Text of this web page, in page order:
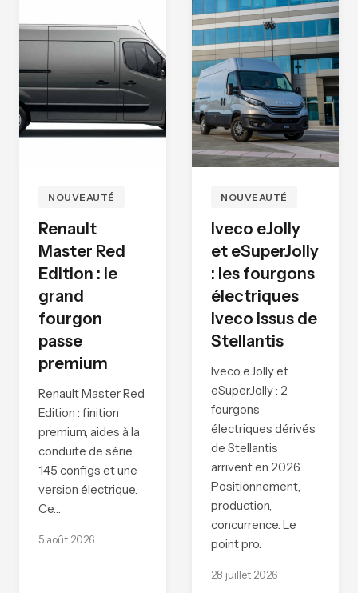
NOUVEAUTÉ
Renault
Master Red
Edition : le
grand
fourgon
passe
premium
Renault Master Red
Edition : finition
premium, aides à la
conduite de série,
145 configs et une
version électrique.
Ce…
5 août 2026
NOUVEAUTÉ
Iveco eJolly
et eSuperJolly
: les fourgons
électriques
Iveco issus de
Stellantis
Iveco eJolly et
eSuperJolly : 2
fourgons
électriques dérivés
de Stellantis
arrivent en 2026.
Positionnement,
production,
concurrence. Le
point pro.
28 juillet 2026